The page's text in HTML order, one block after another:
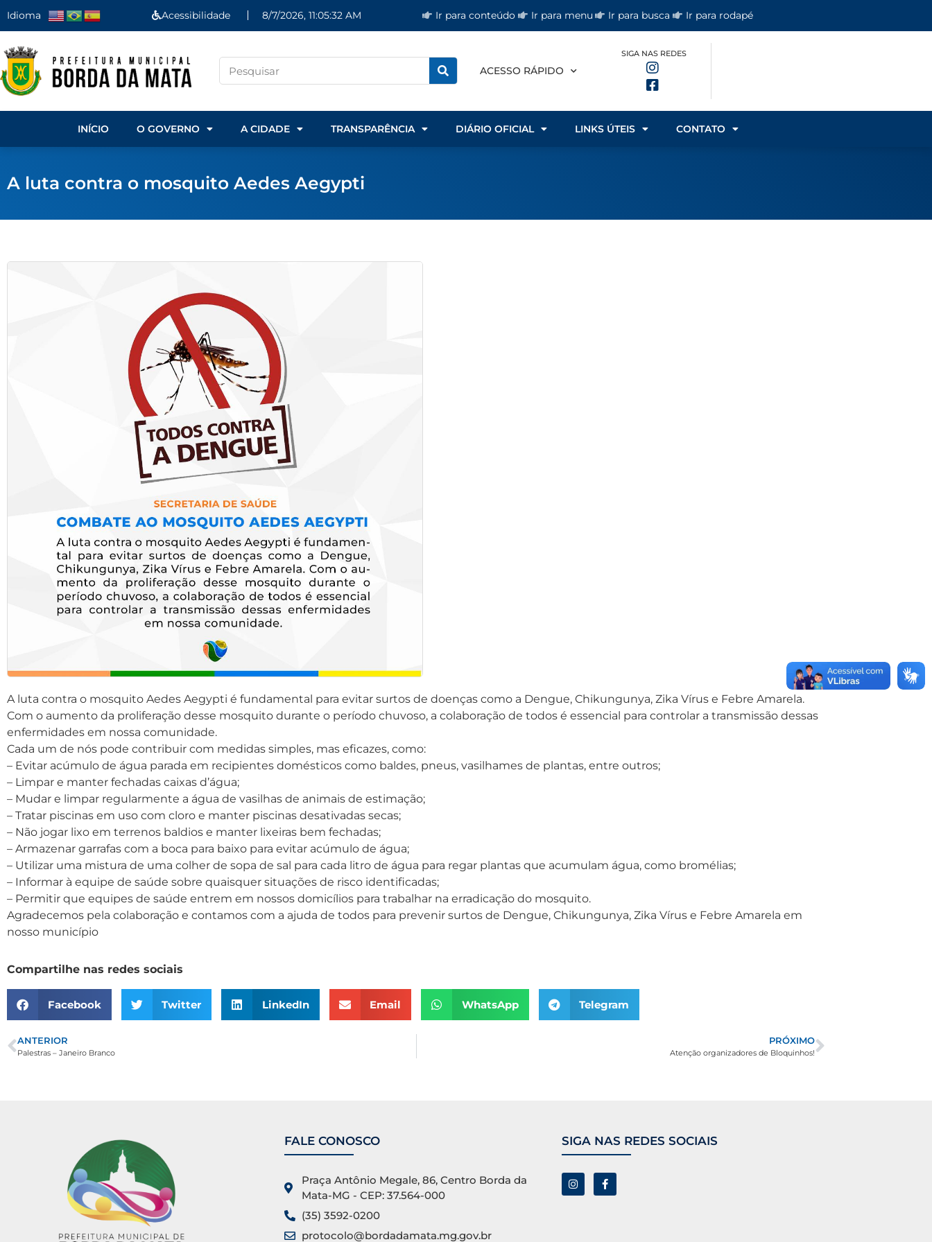
Idioma Acessibilidade 8/7/2026, 11:05:32 AM Ir para conteúdo Ir para menu Ir para busca Ir para rodapé
ACESSO RÁPIDO
SIGA NAS REDES
INÍCIO O GOVERNO A CIDADE TRANSPARÊNCIA DIÁRIO OFICIAL LINKS ÚTEIS CONTATO
A luta contra o mosquito Aedes Aegypti
A luta contra o mosquito Aedes Aegypti é fundamental para evitar surtos de doenças como a Dengue, Chikungunya, Zika Vírus e Febre Amarela.
Com o aumento da proliferação desse mosquito durante o período chuvoso, a colaboração de todos é essencial para controlar a transmissão dessas
enfermidades em nossa comunidade.
Cada um de nós pode contribuir com medidas simples, mas eficazes, como:
– Evitar acúmulo de água parada em recipientes domésticos como baldes, pneus, vasilhames de plantas, entre outros;
– Limpar e manter fechadas caixas d’água;
– Mudar e limpar regularmente a água de vasilhas de animais de estimação;
– Tratar piscinas em uso com cloro e manter piscinas desativadas secas;
– Não jogar lixo em terrenos baldios e manter lixeiras bem fechadas;
– Armazenar garrafas com a boca para baixo para evitar acúmulo de água;
– Utilizar uma mistura de uma colher de sopa de sal para cada litro de água para regar plantas que acumulam água, como bromélias;
– Informar à equipe de saúde sobre quaisquer situações de risco identificadas;
– Permitir que equipes de saúde entrem em nossos domicílios para trabalhar na erradicação do mosquito.
Agradecemos pela colaboração e contamos com a ajuda de todos para prevenir surtos de Dengue, Chikungunya, Zika Vírus e Febre Amarela em
nosso município
Compartilhe nas redes sociais
Facebook Twitter LinkedIn Email WhatsApp Telegram
ANTERIOR
Palestras – Janeiro Branco
PRÓXIMO
Atenção organizadores de Bloquinhos!
FALE CONOSCO
Praça Antônio Megale, 86, Centro Borda da
Mata-MG - CEP: 37.564-000
(35) 3592-0200
protocolo@bordadamata.mg.gov.br
SIGA NAS REDES SOCIAIS